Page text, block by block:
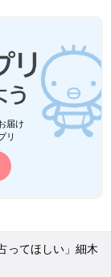
届け
リ
ってほしい」細木